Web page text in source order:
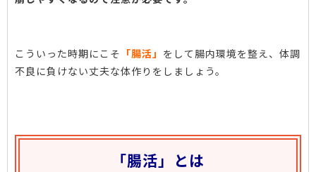
こういった時期にこそ 「腸活」 をして腸内環境を整え、体調
不良に負けない丈夫な体作りをしましょう。
「腸活」とは